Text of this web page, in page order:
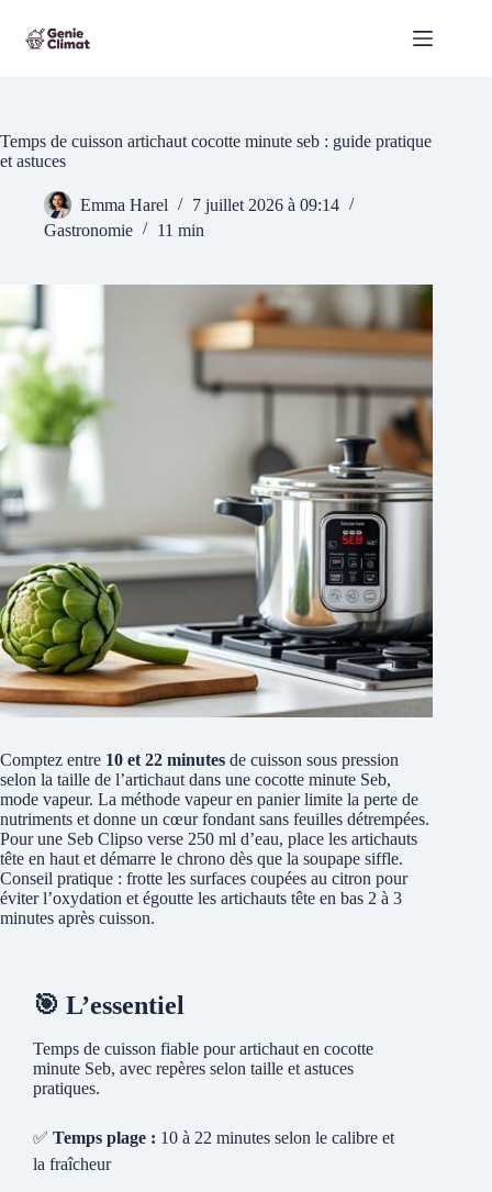
contenu
Temps de cuisson artichaut cocotte minute seb : guide pratique
et astuces
Emma Harel
7 juillet 2026 à 09:14
Gastronomie
11 min
Comptez entre 10 et 22 minutes de cuisson sous pression
selon la taille de l’artichaut dans une cocotte minute Seb,
mode vapeur. La méthode vapeur en panier limite la perte de
nutriments et donne un cœur fondant sans feuilles détrempées.
Pour une Seb Clipso verse 250 ml d’eau, place les artichauts
tête en haut et démarre le chrono dès que la soupape siffle.
Conseil pratique : frotte les surfaces coupées au citron pour
éviter l’oxydation et égoutte les artichauts tête en bas 2 à 3
minutes après cuisson.
🎯 L’essentiel
Temps de cuisson fiable pour artichaut en cocotte
minute Seb, avec repères selon taille et astuces
pratiques.
✅ Temps plage : 10 à 22 minutes selon le calibre et
la fraîcheur